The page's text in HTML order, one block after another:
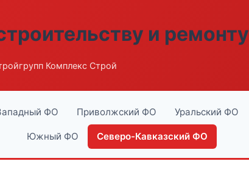
и ремонту
Комплекс Строй
ФО Приволжский ФО Уральский ФО
Южный ФО Северо-Кавказский ФО